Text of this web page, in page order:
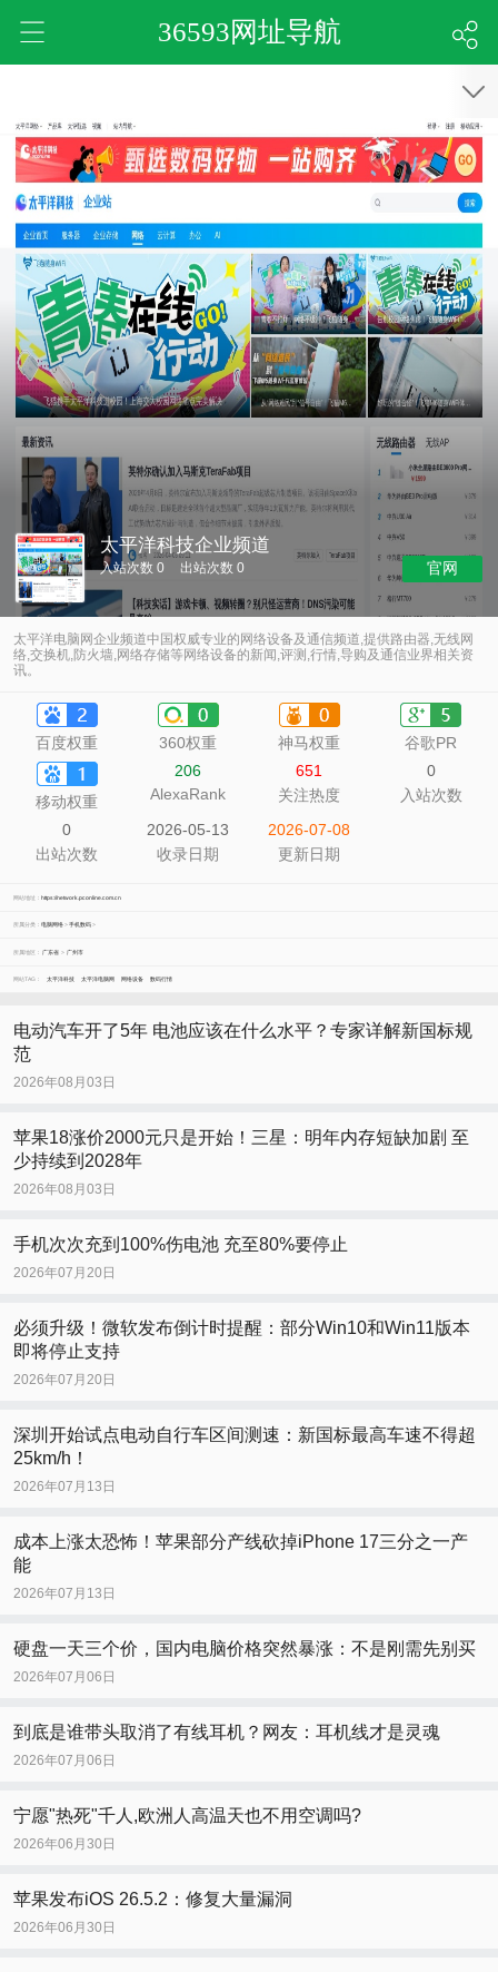
36593网址导航
太平洋科技企业频道
入站次数 0 出站次数 0 官网
太平洋电脑网企业频道中国权威专业的网络设备及通信频道,提供路由器,无线网
络,交换机,防火墙,网络存储等网络设备的新闻,评测,行情,导购及通信业界相关资
讯。
百度权重 360权重 神马权重 谷歌PR
移动权重
206
AlexaRank
651
关注热度
0
入站次数
0
出站次数
2026-05-13
收录日期
2026-07-08
更新日期
网站地址： https://network.pconline.com.cn
所属分类： 电脑网络>手机数码>
所属地区： 广东省> 广州市
网站TAG： 太平洋科技 太平洋电脑网 网络设备 数码行情
电动汽车开了5年 电池应该在什么水平？专家详解新国标规
范
2026年08月03日
苹果18涨价2000元只是开始！三星：明年内存短缺加剧 至
少持续到2028年
2026年08月03日
手机次次充到100%伤电池 充至80%要停止
2026年07月20日
必须升级！微软发布倒计时提醒：部分Win10和Win11版本
即将停止支持
2026年07月20日
深圳开始试点电动自行车区间测速：新国标最高车速不得超
25km/h！
2026年07月13日
成本上涨太恐怖！苹果部分产线砍掉iPhone 17三分之一产
能
2026年07月13日
硬盘一天三个价，国内电脑价格突然暴涨：不是刚需先别买
2026年07月06日
到底是谁带头取消了有线耳机？网友：耳机线才是灵魂
2026年07月06日
宁愿"热死"千人,欧洲人高温天也不用空调吗?
2026年06月30日
苹果发布iOS 26.5.2：修复大量漏洞
2026年06月30日